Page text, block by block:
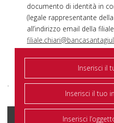
documento di identità in
(legale rappresentante
all’indirizzo email della
.